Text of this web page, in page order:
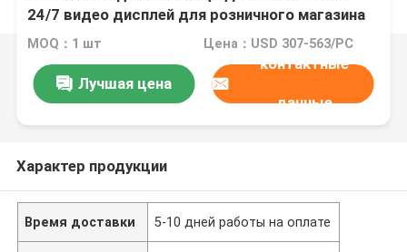
24/7 видео дисплей для розничного магазина
MOQ：1 шт Цена：USD 307-563/PC
Лучшая цена
контактные
данные
Характер продукции
Время доставки 5-10 дней работы на оплате